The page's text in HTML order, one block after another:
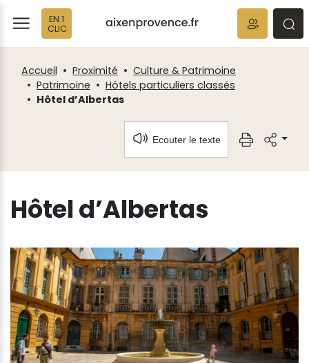
EN 1
CLIC
Accueil Proximité
Culture & Patrimoine
Patrimoine
Hôtels particuliers classés
Hôtel d’Albertas
Ecouter le texte
Hôtel d’Albertas
Fenêtre
de
chat
Panneau de gestion des cookies